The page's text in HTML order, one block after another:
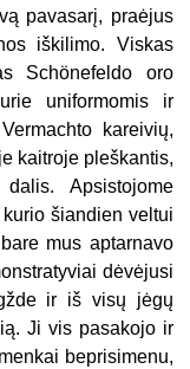
pava­sarį, praėjus
iškilimo. Viskas
Schönefeldo oro
uniformomis ir
kareivių,
kaitroje pleškantis,
Apsistojome
kurio šiandien veltui
mus aptarnavo
dėvėjusi
ir iš visų jėgų
Ji vispasakojo ir
beprisimenu,